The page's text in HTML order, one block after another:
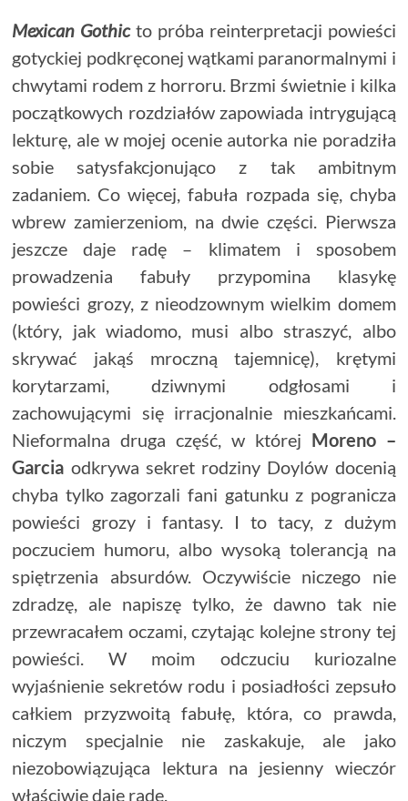
Mexican Gothicto próba reinterpretacji powieści
gotyckiej podkręconej wątkami paranormalnymi i
chwytami rodem z horroru. Brzmi świetnie i kilka
początkowych rozdziałów zapowiada intrygującą
lekturę, ale w mojej ocenie autorka nie poradziła
sobie satysfakcjonująco z tak ambitnym
zadaniem. Co więcej, fabuła rozpada się, chyba
wbrew zamierzeniom, na dwie części. Pierwsza
jeszcze daje radę – klimatem i sposobem
prowadzenia fabuły przypomina klasykę
powieści grozy, z nieodzownym wielkim domem
(który, jak wiadomo, musi albo straszyć, albo
skrywać jakąś mroczną tajemnicę), krętymi
korytarzami, dziwnymi odgłosami i
zachowującymi się irracjonalnie mieszkańcami.
Nieformalna druga część, w której Moreno –
Garcia odkrywa sekret rodziny Doylów docenią
chyba tylko zagorzali fani gatunku z pogranicza
powieści grozy i fantasy. I to tacy, z dużym
poczuciem humoru, albo wysoką tolerancją na
spiętrzenia absurdów. Oczywiście niczego nie
zdradzę, ale napiszę tylko, że dawno tak nie
przewracałem oczami, czytając kolejne strony tej
powieści. W moim odczuciu kuriozalne
wyjaśnienie sekretów rodu i posiadłości zepsuło
całkiem przyzwoitą fabułę, która, co prawda,
niczym specjalnie nie zaskakuje, ale jako
niezobowiązująca lektura na jesienny wieczór
właściwie daje radę.